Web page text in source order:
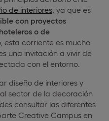
de interiores , ya que es
con proyectos
o de
esta corriente es mucho
una invitación a vivir de
con el entorno.
diseño de interiores y
sector de la decoración
consultar las diferentes
Creative Campus en